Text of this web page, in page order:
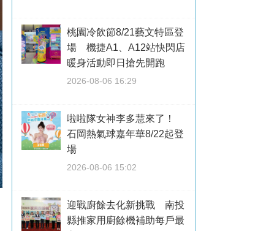
桃園冷飲節8/21藝文特區登
場 機捷A1、A12站快閃店
暖身活動即日搶先開跑
2026-08-06 16:29
啦啦隊女神李多慧來了！
石岡熱氣球嘉年華8/22起登
場
2026-08-06 15:02
迎戰廚餘去化新挑戰 南投
縣推家用廚餘機補助每戶最